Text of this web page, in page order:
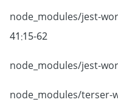
@ ./node_modules/
41:15-62
@ ./node_modules/